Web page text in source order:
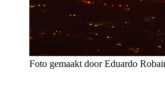
Foto gemaakt door Eduardo